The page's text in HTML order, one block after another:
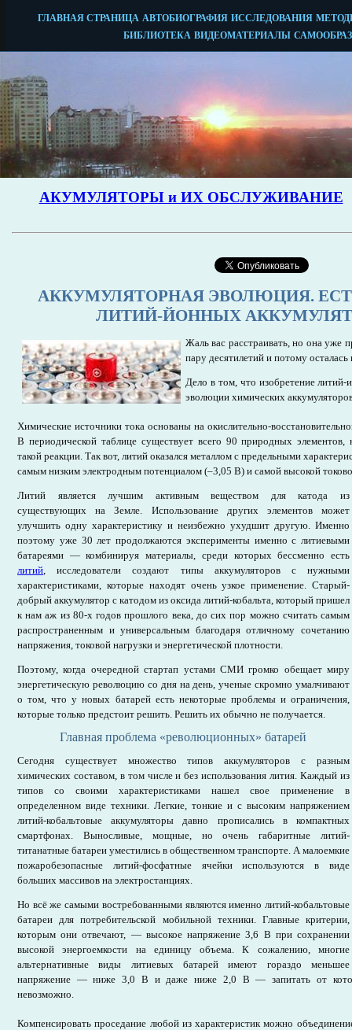
АККУМУЛЯТОРНАЯ ЭВОЛЮЦИЯ.
ЛИТИЙ-ЙОННЫХ
Жаль вас расстраивать, но она уже
пару десятилетий и потому
Дело в том, что изобретение литий-
эволюции химических
Химические источники тока основаны на окислительно-
В периодической таблице существует всего 90 природных элементов,
такой реакции. Так вот, литий оказался металлом с предельными
самым низким электродным потенциалом (–3,05 В) и самой высокой
Литий является лучшим активным веществом для катода из
существующих на Земле. Использование других элементов может
улучшить одну характеристику и неизбежно ухудшит другую. Именно
поэтому уже 30 лет продолжаются эксперименты именно с литиевыми
батареями — комбинируя материалы, среди которых бессменно есть
литий, исследователи создают типы аккумуляторов с нужными
характеристиками, которые находят очень узкое применение. Старый-
добрый аккумулятор с катодом из оксида литий-кобальта, который пришел
к нам аж из 80-х годов прошлого века, до сих пор можно считать самым
распространенным и универсальным благодаря отличному сочетанию
напряжения, токовой нагрузки и энергетической плотности.
Поэтому, когда очередной стартап устами СМИ громко обещает миру
энергетическую революцию со дня на день, ученые скромно умалчивают
о том, что у новых батарей есть некоторые проблемы и ограничения,
которые только предстоит решить. Решить их обычно не получается.
Главная проблема «революционных» батарей
Сегодня существует множество типов аккумуляторов с разным
химических составом, в том числе и без использования лития. Каждый из
типов со своими характеристиками нашел свое применение в
определенном виде техники. Легкие, тонкие и с высоким напряжением
литий-кобальтовые аккумуляторы давно прописались в компактных
смартфонах. Выносливые, мощные, но очень габаритные литий-
титанатные батареи уместились в общественном транспорте. А малоемкие
пожаробезопасные литий-фосфатные ячейки используются в виде
больших массивов на электростанциях.
Но всё же самыми востребованными являются именно литий-кобальтовые
батареи для потребительской мобильной техники. Главные критерии,
которым они отвечают, — высокое напряжение 3,6 В при сохранении
высокой энергоемкости на единицу объема. К сожалению, многие
альтернативные виды литиевых батарей имеют гораздо меньшее
напряжение — ниже 3,0 В и даже ниже 2,0 В — запитать от
невозможно.
Компенсировать проседание любой из характеристик можно